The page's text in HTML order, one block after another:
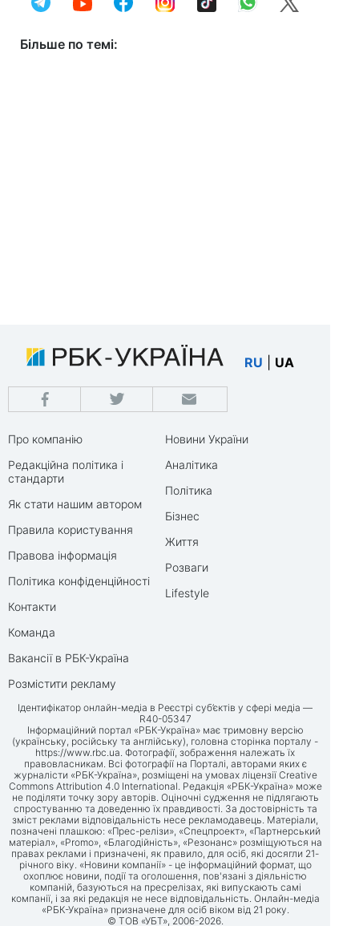
Більше по темі:
RU UA
Про компанію
Редакційна політика і
стандарти
Як стати нашим автором
Правила користування
Правова інформація
Політика конфіденційності
Контакти
Команда
Вакансії в РБК-Україна
Розмістити рекламу
Новини України
Аналітика
Політика
Бізнес
Життя
Розваги
Lifestyle
Ідентифікатор онлайн-медіа в Реєстрі суб’єктів у сфері медіа —
R40-05347
Інформаційний портал «РБК-Україна» має тримовну версію
(українську, російську та англійську), головна сторінка порталу -
https://www.rbc.ua. Фотографії, зображення належать їх
правовласникам. Всі фотографії на Порталі, авторами яких є
журналісти «РБК-Україна», розміщені на умовах ліцензії Creative
Commons Attribution 4.0 International. Редакція «РБК-Україна» може
не поділяти точку зору авторів. Оціночні судження не підлягають
спростуванню та доведенню їх правдивості. За достовірність та
зміст реклами відповідальність несе рекламодавець. Матеріали,
позначені плашкою: «Прес-релізи», «Спецпроект», «Партнерський
матеріал», «Promo», «Благодійність», «Резонанс» розміщуються на
правах реклами і призначені, як правило, для осіб, які досягли 21-
річного віку. «Новини компанії» - це інформаційний формат, що
охоплює новини, події та оголошення, пов'язані з діяльністю
компаній, базуються на пресрелізах, які випускають самі
компанії, і за які редакція не несе відповідальність. Онлайн-медіа
«РБК-Україна» призначене для осіб віком від 21 року.
© ТОВ «УБТ», 2006-2026.